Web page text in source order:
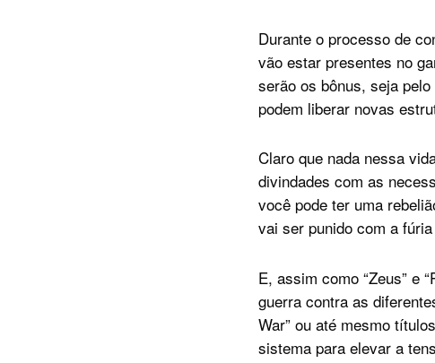
Durante o processo de
vão estar presentes no
serão os bônus, seja
podem liberar novas
Claro que nada nessa
divindades com as
você pode ter uma
vai ser punido com a
E, assim como “Zeus” e
guerra contra as
War” ou até mesmo
sistema para elevar a